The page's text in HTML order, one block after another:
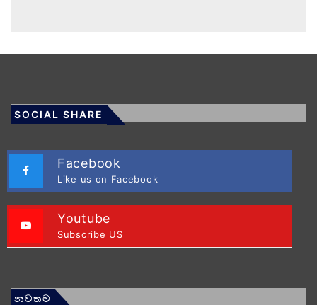
SOCIAL SHARE
Facebook
Like us on Facebook
Youtube
Subscribe US
නවතම